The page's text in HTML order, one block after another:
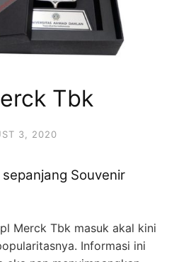
Tbk
3, 2020
Souvenir
Merck Tbk masuk akal kini
Informasi ini